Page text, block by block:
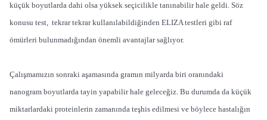
küçük boyutlarda dahi olsa yüksek seçicilikle tanınabilir hale geldi. Söz
konusu test, tekrar tekrar kullanılabildiğinden ELIZA testleri gibi raf
ömürleri bulunmadığından önemli avantajlar sağlıyor.
Çalışmamızın sonraki aşamasında gramın milyarda biri oranındaki
nanogram boyutlarda tayin yapabilir hale geleceğiz. Bu durumda da küçük
miktarlardaki proteinlerin zamanında teşhis edilmesi ve böylece hastalığın